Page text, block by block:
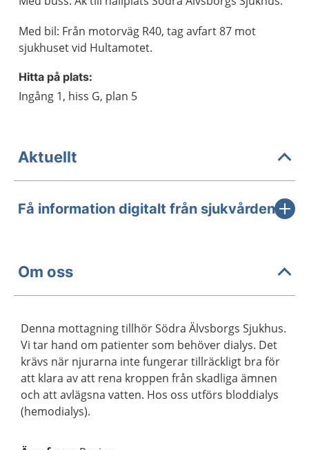
Med bil: Från motorväg R40, tag avfart 87 mot
sjukhuset vid Hultamotet.
Hitta på plats:
Ingång 1, hiss G, plan 5
Aktuellt
Få information digitalt från sjukvården
Om oss
Denna mottagning tillhör Södra Älvsborgs Sjukhus.
Vi tar hand om patienter som behöver dialys. Det
krävs när njurarna inte fungerar tillräckligt bra för
att klara av att rena kroppen från skadliga ämnen
och att avlägsna vatten. Hos oss utförs bloddialys
(hemodialys).